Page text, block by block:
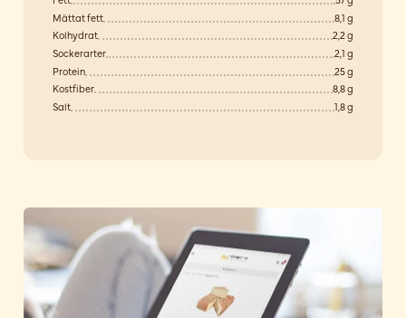
Mättat fett
8,1 g
Kolhydrat
2,2 g
Sockerarter
2,1 g
Protein
25 g
Kostfiber
8,8 g
Salt
1,8 g